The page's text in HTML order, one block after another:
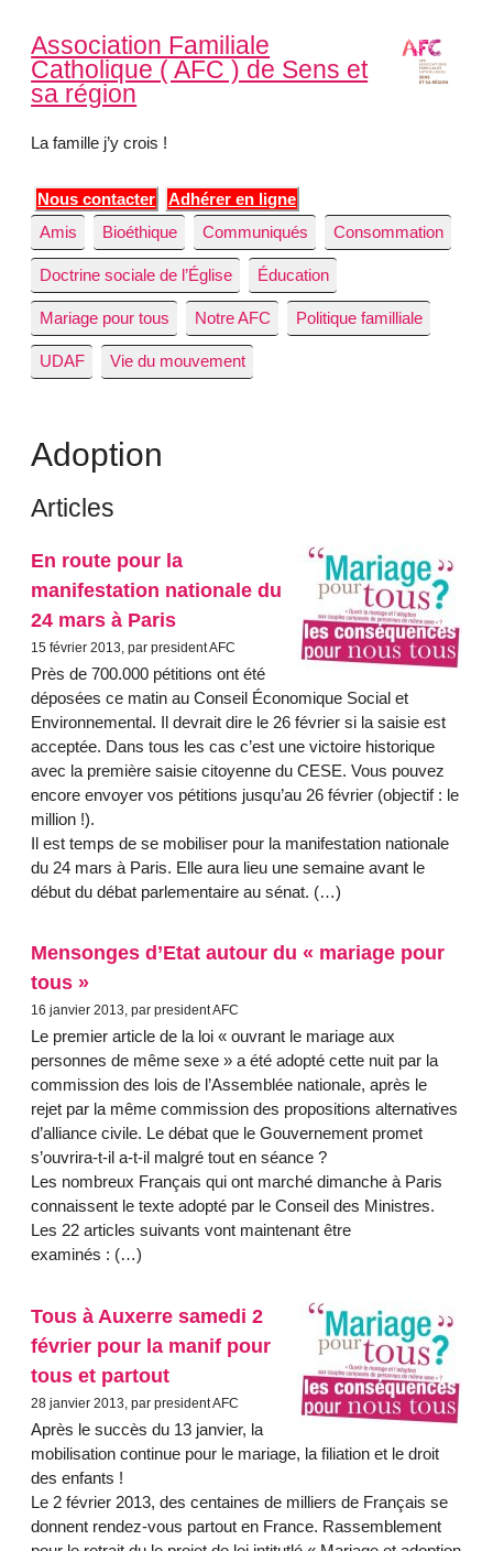
Association Familiale
Catholique ( AFC ) de Sens et
sa région
La famille j’y crois !
Nous contacter
Adhérer en ligne
Amis
Bioéthique Communiqués Consommation
Doctrine sociale de l’Église Éducation
Mariage pour tous Notre AFC Politique familliale
UDAF Vie du mouvement
Adoption
Articles
En route pour la
manifestation nationale du
24 mars à Paris
15 février 2013, par president AFC
Près de 700.000 pétitions ont été
déposées ce matin au Conseil Économique Social et
Environnemental. Il devrait dire le 26 février si la saisie est
acceptée. Dans tous les cas c’est une victoire historique
avec la première saisie citoyenne du CESE. Vous pouvez
encore envoyer vos pétitions jusqu’au 26 février (objectif : le
million !).
Il est temps de se mobiliser pour la manifestation nationale
du 24 mars à Paris. Elle aura lieu une semaine avant le
début du débat parlementaire au sénat. (…)
Mensonges d’Etat autour du « mariage pour
tous »
16 janvier 2013, par president AFC
Le premier article de la loi « ouvrant le mariage aux
personnes de même sexe » a été adopté cette nuit par la
commission des lois de l’Assemblée nationale, après le
rejet par la même commission des propositions alternatives
d’alliance civile. Le débat que le Gouvernement promet
s’ouvrira-t-il a-t-il malgré tout en séance ?
Les nombreux Français qui ont marché dimanche à Paris
connaissent le texte adopté par le Conseil des Ministres.
Les 22 articles suivants vont maintenant être
examinés : (…)
Tous à Auxerre samedi 2
février pour la manif pour
tous et partout
28 janvier 2013, par president AFC
Après le succès du 13 janvier, la
mobilisation continue pour le mariage, la filiation et le droit
des enfants !
Le 2 février 2013, des centaines de milliers de Français se
donnent rendez-vous partout en France. Rassemblement